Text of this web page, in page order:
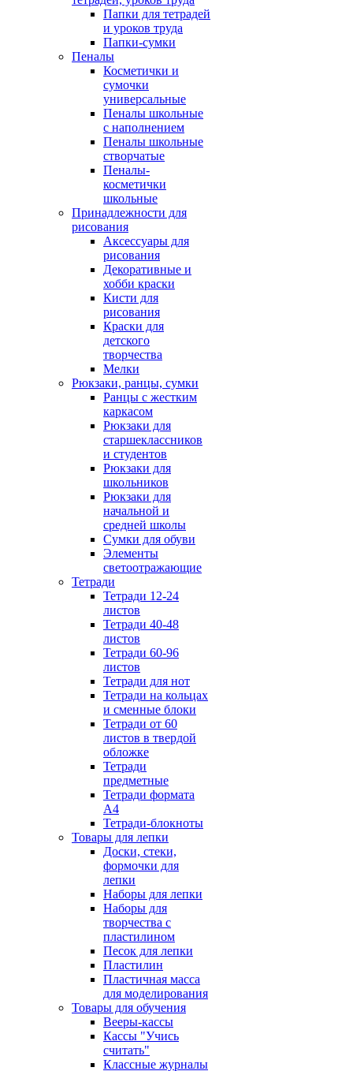
Папки для тетрадей
и уроков труда
Папки-сумки
Пеналы
Косметички и
сумочки
универсальные
Пеналы школьные
с наполнением
Пеналы школьные
створчатые
Пеналы-
косметички
школьные
Принадлежности для
рисования
Аксессуары для
рисования
Декоративные и
хобби краски
Кисти для
рисования
Краски для
детского
творчества
Мелки
Рюкзаки, ранцы, сумки
Ранцы с жестким
каркасом
Рюкзаки для
старшеклассников
и студентов
Рюкзаки для
школьников
Рюкзаки для
начальной и
средней школы
Сумки для обуви
Элементы
светоотражающие
Тетради
Тетради 12-24
листов
Тетради 40-48
листов
Тетради 60-96
листов
Тетради для нот
Тетради на кольцах
и сменные блоки
Тетради от 60
листов в твердой
обложке
Тетради
предметные
Тетради формата
А4
Тетради-блокноты
Товары для лепки
Доски, стеки,
формочки для
лепки
Наборы для лепки
Наборы для
творчества с
пластилином
Песок для лепки
Пластилин
Пластичная масса
для моделирования
Товары для обучения
Вееры-кассы
Кассы "Учись
считать"
Классные журналы